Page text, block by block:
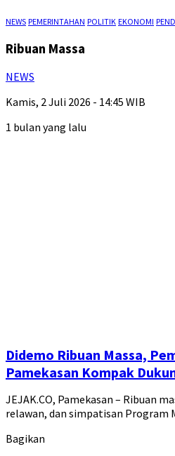
NEWS PEMERINTAHAN POLITIK EKONOMI
Ribuan Massa
NEWS
Kamis, 2 Juli 2026 - 14:45 WIB
1 bulan yang lalu
Didemo Ribuan Massa,
Pamekasan Kompak
JEJAK.CO, Pamekasan – Ribuan
relawan, dan simpatisan Program
Bagikan